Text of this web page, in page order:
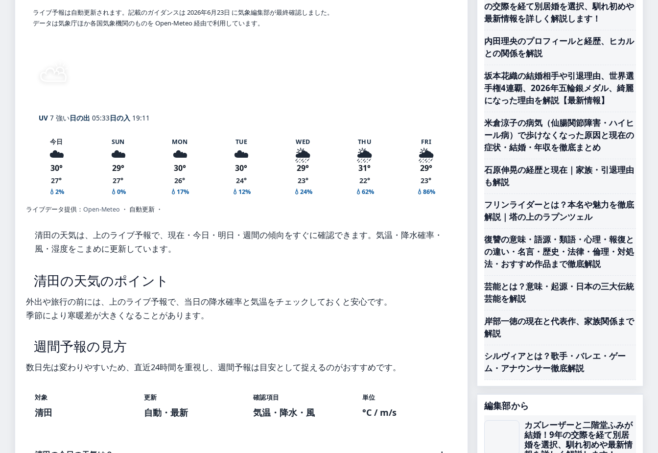
ライブ予報は自動更新されます。記載のガイダンスは 2026年6月23日 に気象編集部が最終確認しました。
データは気象庁ほか各国気象機関のものを Open-Meteo 経由で利用しています。
UV 7 強い日の出 05:33日の入 19:11
今日
☁️
30°
27°
💧2%
SUN
☁️
29°
27°
💧0%
MON
☁️
30°
26°
💧17%
TUE
☁️
30°
24°
💧12%
WED
🌦️
29°
23°
💧24%
THU
🌦️
31°
22°
💧62%
FRI
🌦️
29°
23°
💧86%
ライブデータ提供： Open-Meteo ・ 自動更新 ・
清田の天気は、上のライブ予報で、現在・今日・明日・週間の傾向をすぐに確認できます。気温・降水確率・
風・湿度をこまめに更新しています。
清田の天気のポイント
外出や旅行の前には、上のライブ予報で、当日の降水確率と気温をチェックしておくと安心です。
季節により寒暖差が大きくなることがあります。
週間予報の見方
数日先は変わりやすいため、直近24時間を重視し、週間予報は目安として捉えるのがおすすめです。
対象
清田
更新
自動・最新
確認項目
気温・降水・風
単位
°C / m/s
の交際を経て別居婚を選択、馴れ初めや
最新情報を詳しく解説します！
内田理央のプロフィールと経歴、ヒカル
との関係を解説
坂本花織の結婚相手や引退理由、世界選
手権4連覇、2026年五輪銀メダル、綺麗
になった理由を解説【最新情報】
米倉涼子の病気（仙腸関節障害・ハイヒ
ール病）で歩けなくなった原因と現在の
症状・結婚・年収を徹底まとめ
石原伸晃の経歴と現在｜家族・引退理由
も解説
フリンライダーとは？本名や魅力を徹底
解説｜塔の上のラプンツェル
復讐の意味・語源・類語・心理・報復と
の違い・名言・歴史・法律・倫理・対処
法・おすすめ作品まで徹底解説
芸能とは？意味・起源・日本の三大伝統
芸能を解説
岸部一徳の現在と代表作、家族関係まで
解説
シルヴィアとは？歌手・バレエ・ゲー
ム・アナウンサー徹底解説
編集部から
カズレーザーと二階堂ふみが
結婚！9年の交際を経て別居
婚を選択、馴れ初めや最新情